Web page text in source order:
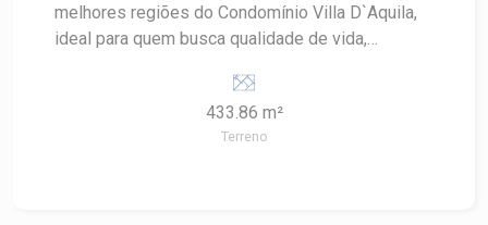
melhores regiões do Condomínio Villa D`Aquila,
ideal para quem busca qualidade de vida,
de área, proporcionando melhor aproveitamento
construir a residência dos seus sonhos em um
433.86 m²
Terreno